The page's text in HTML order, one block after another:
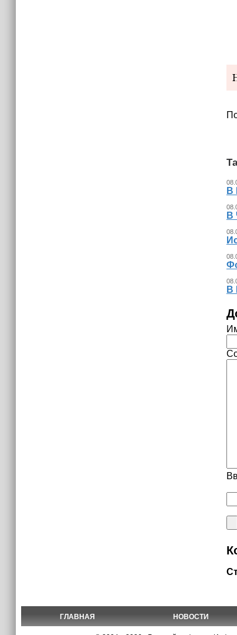
В
В
В
ГЛАВНАЯ НОВОСТИ